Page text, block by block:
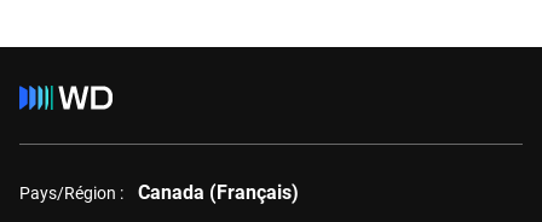
Pays/Région : Canada (Français)